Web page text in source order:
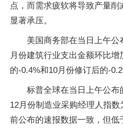
点，而需求疲软将导致产量
显著承压。
美国商务部在当日上午
月份建筑行业支出金额环比
的-0.4%和10月份修订后的-
标普全球在当日上午公布
12月份制造业采购经理人指
前公布的速报数据一致，但低